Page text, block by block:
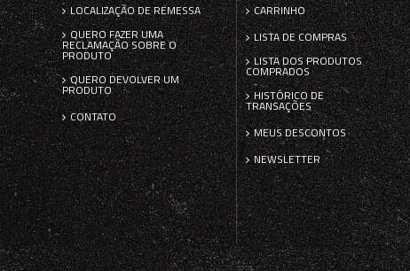
LOCALIZAÇÃO DE REMESSA
QUERO FAZER UMA
RECLAMAÇÃO SOBRE O
PRODUTO
QUERO DEVOLVER UM
PRODUTO
CONTATO
CARRINHO
LISTA DE COMPRAS
LISTA DOS PRODUTOS
COMPRADOS
HISTÓRICO DE
TRANSAÇÕES
MEUS DESCONTOS
NEWSLETTER